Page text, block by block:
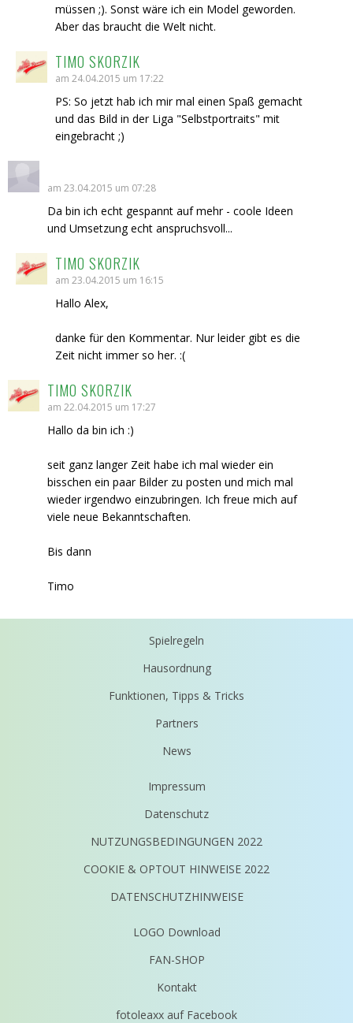
müssen ;). Sonst wäre ich ein Model geworden.
Aber das braucht die Welt nicht.
TIMO SKORZIK
am 24.04.2015 um 17:22
PS: So jetzt hab ich mir mal einen Spaß gemacht
und das Bild in der Liga "Selbstportraits" mit
eingebracht ;)
am 23.04.2015 um 07:28
Da bin ich echt gespannt auf mehr - coole Ideen
und Umsetzung echt anspruchsvoll...
TIMO SKORZIK
am 23.04.2015 um 16:15
Hallo Alex,
danke für den Kommentar. Nur leider gibt es die
Zeit nicht immer so her. :(
TIMO SKORZIK
am 22.04.2015 um 17:27
Hallo da bin ich :)
seit ganz langer Zeit habe ich mal wieder ein
bisschen ein paar Bilder zu posten und mich mal
wieder irgendwo einzubringen. Ich freue mich auf
viele neue Bekanntschaften.
Bis dann
Timo
Spielregeln
Hausordnung
Funktionen, Tipps & Tricks
Partners
News
Impressum
Datenschutz
NUTZUNGSBEDINGUNGEN 2022
COOKIE & OPTOUT HINWEISE 2022
DATENSCHUTZHINWEISE
LOGO Download
FAN-SHOP
Kontakt
fotoleaxx auf Facebook